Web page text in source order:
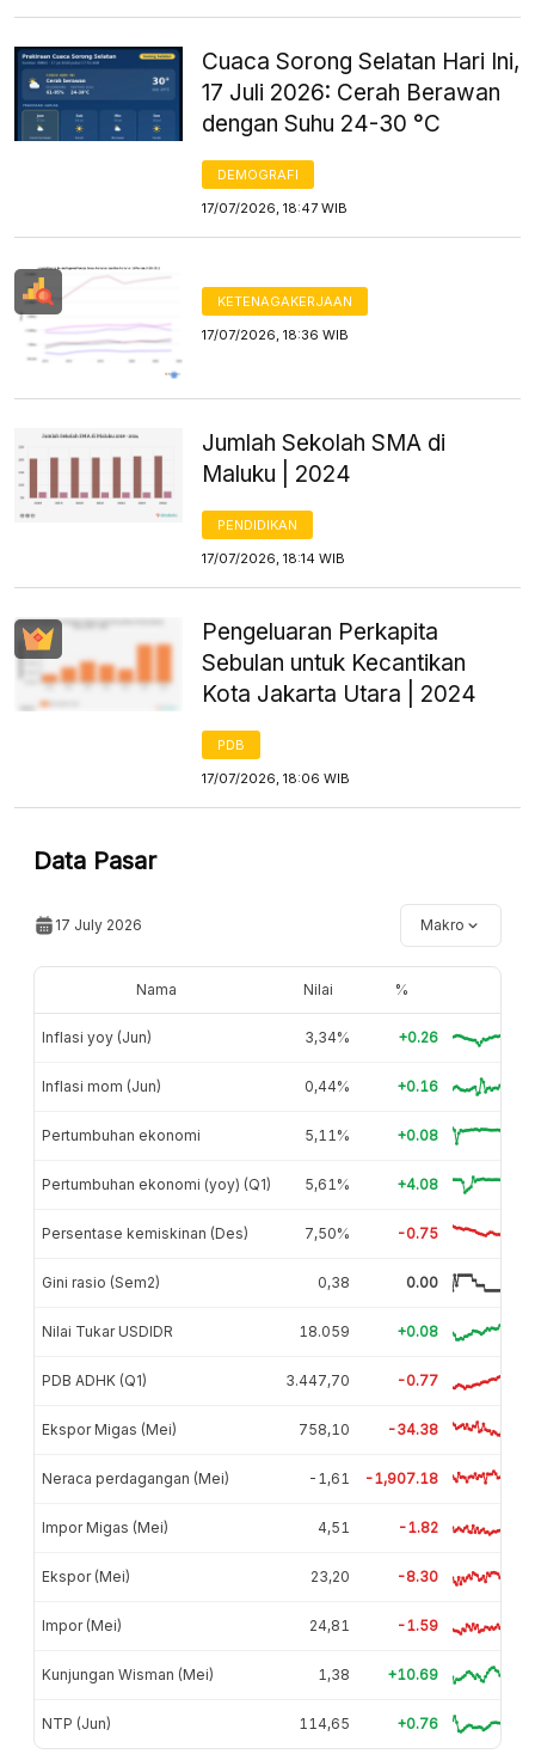
Cuaca Sorong Selatan Hari Ini,
17 Juli 2026: Cerah Berawan
dengan Suhu 24-30 °C
DEMOGRAFI
17/07/2026, 18:47 WIB
KETENAGAKERJAAN
17/07/2026, 18:36 WIB
Jumlah Sekolah SMA di
Maluku | 2024
PENDIDIKAN
17/07/2026, 18:14 WIB
Pengeluaran Perkapita
Sebulan untuk Kecantikan
Kota Jakarta Utara | 2024
PDB
17/07/2026, 18:06 WIB
Data Pasar
17 July 2026 Makro
Nama Nilai %
Inflasi yoy (Jun) 3,34% +0.26
Inflasi mom (Jun) 0,44% +0.16
Pertumbuhan ekonomi 5,11% +0.08
Pertumbuhan ekonomi (yoy) (Q1) 5,61% +4.08
Persentase kemiskinan (Des) 7,50% -0.75
Gini rasio (Sem2) 0,38 0.00
Nilai Tukar USDIDR 18.059 +0.08
PDB ADHK (Q1) 3.447,70 -0.77
Ekspor Migas (Mei) 758,10 -34.38
Neraca perdagangan (Mei) -1,61 -1,907.18
Impor Migas (Mei) 4,51 -1.82
Ekspor (Mei) 23,20 -8.30
Impor (Mei) 24,81 -1.59
Kunjungan Wisman (Mei) 1,38 +10.69
NTP (Jun) 114,65 +0.76